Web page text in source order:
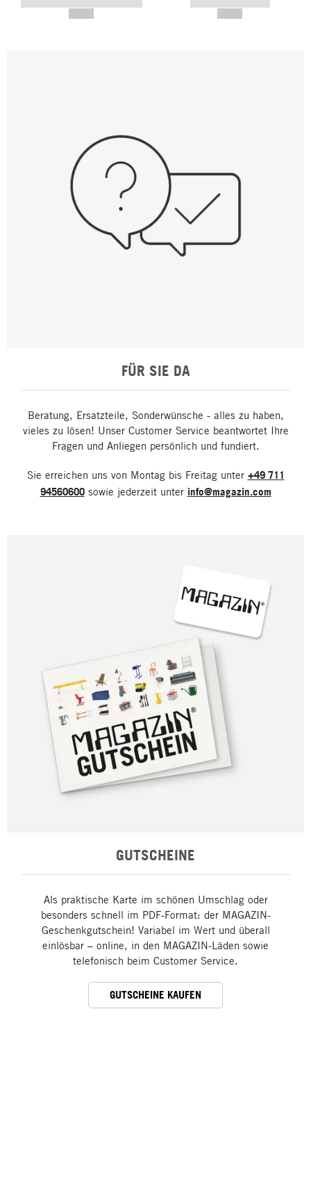
FÜR SIE DA
Beratung, Ersatzteile, Sonderwünsche - alles zu haben,
vieles zu lösen! Unser Customer Service beantwortet Ihre
Fragen und Anliegen persönlich und fundiert.
Sie erreichen uns von Montag bis Freitag unter +49 711
94560600sowie jederzeit unter info@magazin.com
GUTSCHEINE
Als praktische Karte im schönen Umschlag oder
besonders schnell im PDF-Format: der MAGAZIN-
Geschenkgutschein! Variabel im Wert und überall
einlösbar – online, in den MAGAZIN-Läden sowie
telefonisch beim Customer Service.
GUTSCHEINE KAUFEN